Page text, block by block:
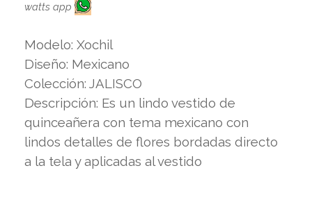
watts app
Modelo: Xochil
Diseño: Mexicano
Colección: JALISCO
Descripción: Es un lindo vestido de
quinceañera con tema mexicano con
lindos detalles de flores bordadas directo
a la tela y aplicadas al vestido